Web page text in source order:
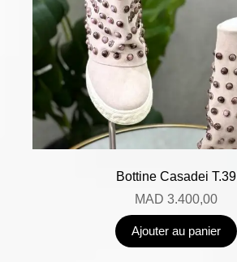
Bottine Casadei T.39
MAD 3.400,00
Ajouter au panier